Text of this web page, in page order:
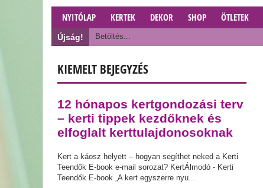
NYITÓLAP KERTEK DEKOR SHOP ÖTLETEK
Újság! Betöltés...
KIEMELT BEJEGYZÉS
12 hónapos kertgondozási terv
– kerti tippek kezdőknek és
elfoglalt kerttulajdonosoknak
Kert a káosz helyett – hogyan segíthet neked a Kerti
Teendők E-book e-mail sorozat? KertÁlmodó - Kerti
Teendők E-book „A kert egyszerre nyu...